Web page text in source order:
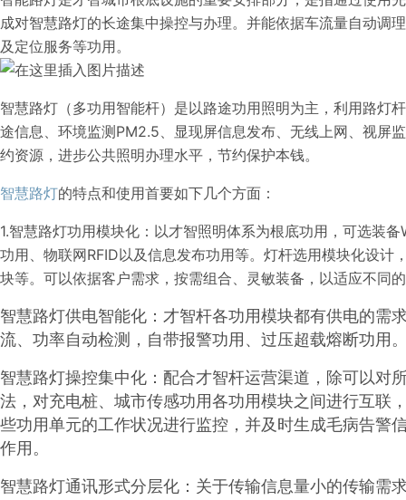
成对智慧路灯的长途集中操控与办理。并能依据车流量自动调
及定位服务等功用。
智慧路灯（多功用智能杆）是以路途功用照明为主，利用路灯
途信息、环境监测PM2.5、显现屏信息发布、无线上网、视屏
约资源，进步公共照明办理水平，节约保护本钱。
智慧路灯的特点和使用首要如下几个方面：
1.智慧路灯功用模块化：以才智照明体系为根底功用，可选装
功用、物联网RFID以及信息发布功用等。灯杆选用模块化设
块等。可以依据客户需求，按需组合、灵敏装备，以适应不同
智慧路灯供电智能化：才智杆各功用模块都有供电的需
流、功率自动检测，自带报警功用、过压超载熔断功用
智慧路灯操控集中化：配合才智杆运营渠道，除可以对
法，对充电桩、城市传感功用各功用模块之间进行互联
些功用单元的工作状况进行监控，并及时生成毛病告警
作用。
智慧路灯通讯形式分层化：关于传输信息量小的传输需